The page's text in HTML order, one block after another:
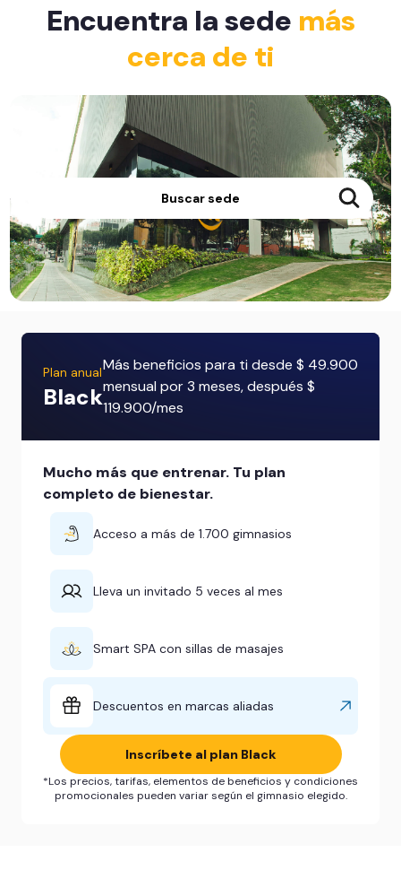
Encuentra la sede más
cerca de ti
Buscar sede
Plan anual
Black
Más beneficios para ti desde $ 49.900
mensual por 3 meses, después $
119.900/mes
Mucho más que entrenar. Tu plan
completo de bienestar.
Acceso a más de 1.700 gimnasios
Lleva un invitado 5 veces al mes
Smart SPA con sillas de masajes
Descuentos en marcas aliadas
Inscríbete al plan Black
*Los precios, tarifas, elementos de beneficios y condiciones
promocionales pueden variar según el gimnasio elegido.